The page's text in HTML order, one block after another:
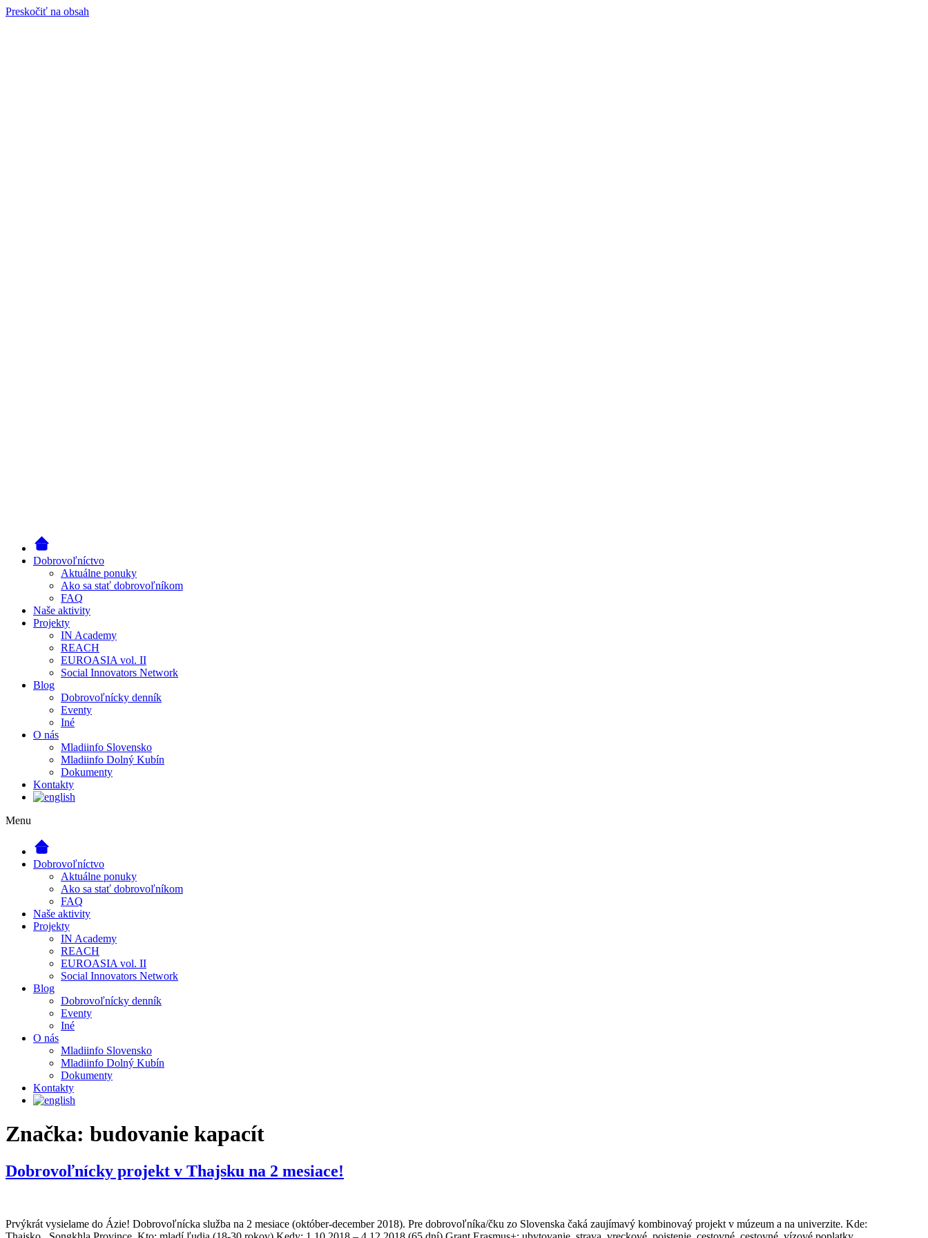
Preskočiť na obsah
Dobrovoľníctvo
Aktuálne ponuky
Ako sa stať dobrovoľníkom
FAQ
Naše aktivity
Projekty
IN Academy
REACH
EUROASIA vol. II
Social Innovators Network
Blog
Dobrovoľnícky denník
Eventy
Iné
O nás
Mladiinfo Slovensko
Mladiinfo Dolný Kubín
Dokumenty
Kontakty
Menu
Dobrovoľníctvo
Aktuálne ponuky
Ako sa stať dobrovoľníkom
FAQ
Naše aktivity
Projekty
IN Academy
REACH
EUROASIA vol. II
Social Innovators Network
Blog
Dobrovoľnícky denník
Eventy
Iné
O nás
Mladiinfo Slovensko
Mladiinfo Dolný Kubín
Dokumenty
Kontakty
Značka: budovanie kapacít
Dobrovoľnícky projekt v Thajsku na 2 mesiace!
Prvýkrát vysielame do Ázie! Dobrovoľnícka služba na 2 mesiace (október-december 2018). Pre dobrovoľníka/čku zo Slovenska čaká zaujímavý kombinovaý projekt v múzeum a na univerzite. Kde: